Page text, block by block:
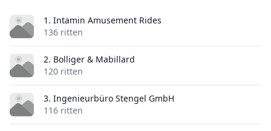
1. Intamin Amusement Rides
136 ritten
2. Bolliger & Mabillard
120 ritten
3. Ingenieurbüro Stengel GmbH
116 ritten